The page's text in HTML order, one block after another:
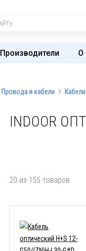
Производители О
Провода и кабели
INDOOR
20 из 155 товаров